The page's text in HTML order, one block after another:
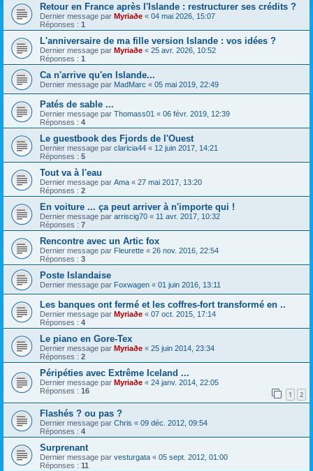
Retour en France après l'Islande : restructurer ses crédits ?
Dernier message par Myriaðe « 04 mai 2026, 15:07
Réponses : 1
L'anniversaire de ma fille version Islande : vos idées ?
Dernier message par Myriaðe « 25 avr. 2026, 10:52
Réponses : 1
Ca n'arrive qu'en Islande...
Dernier message par MadMarc « 05 mai 2019, 22:49
Patés de sable ...
Dernier message par Thomass01 « 06 févr. 2019, 12:39
Réponses : 4
Le guestbook des Fjords de l'Ouest
Dernier message par claricia44 « 12 juin 2017, 14:21
Réponses : 5
Tout va à l'eau
Dernier message par Ama « 27 mai 2017, 13:20
Réponses : 2
En voiture ... ça peut arriver à n'importe qui !
Dernier message par arriscig70 « 11 avr. 2017, 10:32
Réponses : 7
Rencontre avec un Artic fox
Dernier message par Fleurette « 26 nov. 2016, 22:54
Réponses : 3
Poste Islandaise
Dernier message par Foxwagen « 01 juin 2016, 13:11
Les banques ont fermé et les coffres-fort transformé en ..
Dernier message par Myriaðe « 07 oct. 2015, 17:14
Réponses : 4
Le piano en Gore-Tex
Dernier message par Myriaðe « 25 juin 2014, 23:34
Réponses : 2
Péripéties avec Extrême Iceland ...
Dernier message par Myriaðe « 24 janv. 2014, 22:05
Réponses : 16 1 2
Flashés ? ou pas ?
Dernier message par Chris « 09 déc. 2012, 09:54
Réponses : 4
Surprenant
Dernier message par vesturgata « 05 sept. 2012, 01:00
Réponses : 11